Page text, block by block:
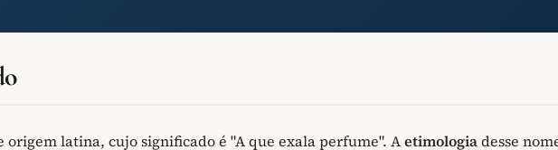
latina, cujo significado é "A que exala perfume". Aetimologiadesse